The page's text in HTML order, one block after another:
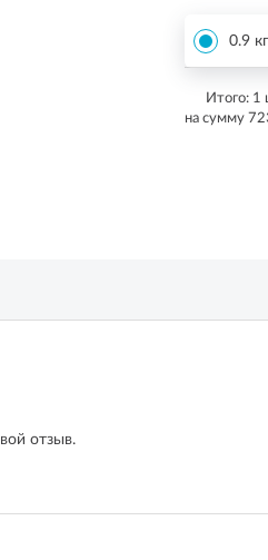
0.9 кг
Итого: 1
на сумму
отзыв.